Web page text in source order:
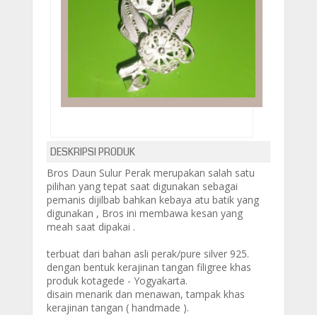
DESKRIPSI PRODUK
Bros Daun Sulur Perak merupakan salah satu
pilihan yang tepat saat digunakan sebagai
pemanis dijilbab bahkan kebaya atu batik yang
digunakan , Bros ini membawa kesan yang
meah saat dipakai .
terbuat dari bahan asli perak/pure silver 925.
dengan bentuk kerajinan tangan filigree khas
produk kotagede - Yogyakarta.
disain menarik dan menawan, tampak khas
kerajinan tangan ( handmade ).